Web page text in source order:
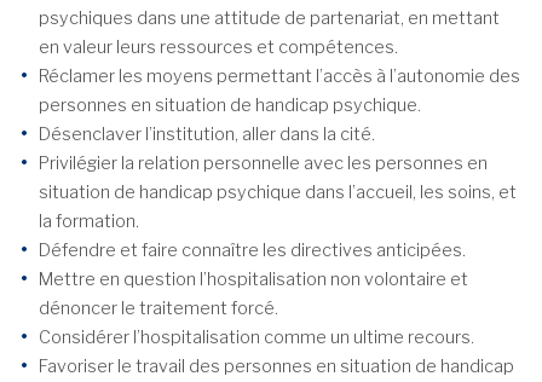
psychiques dans une attitude de partenariat, en mettant
en valeur leurs ressources et compétences.
Réclamer les moyens permettant l’accès à l’autonomie des
personnes en situation de handicap psychique.
Désenclaver l’institution, aller dans la cité.
Privilégier la relation personnelle avec les personnes en
situation de handicap psychique dans l’accueil, les soins, et
la formation.
Défendre et faire connaître les directives anticipées.
Mettre en question l’hospitalisation non volontaire et
dénoncer le traitement forcé.
Considérer l’hospitalisation comme un ultime recours.
Favoriser le travail des personnes en situation de handicap